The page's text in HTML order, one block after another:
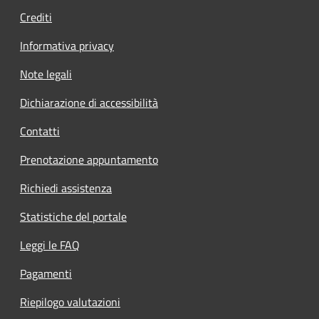
Crediti
Informativa privacy
Note legali
Dichiarazione di accessibilità
Contatti
Prenotazione appuntamento
Richiedi assistenza
Statistiche del portale
Leggi le FAQ
Pagamenti
Riepilogo valutazioni